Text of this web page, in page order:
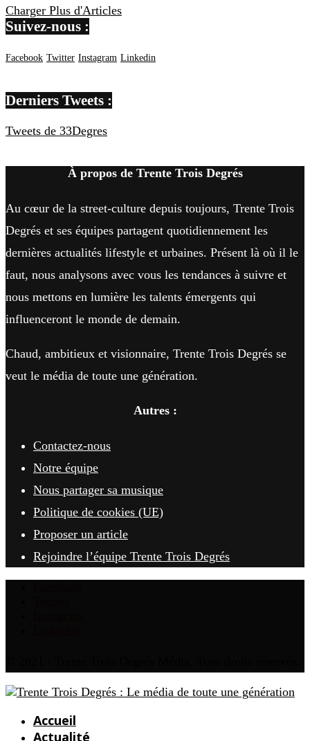
Charger Plus d'Articles
Suivez-nous :
Facebook Twitter Instagram Linkedin
Derniers Tweets :
Tweets de 33Degres
À propos de Trente Trois Degrés
Au cœur de la street-culture depuis toujours, Trente Trois
Degrés et ses équipes partagent quotidiennement les
dernières actualités lifestyle et urbaines. Présent là où il le
faut, nous analysons avec vous les tendances à suivre et
nous mettons en lumière les talents émergents qui
influenceront le monde de demain.
Chaud, ambitieux et visionnaire, Trente Trois Degrés se
veut le média de toute une génération.
Autres :
Contactez-nous
Notre équipe
Nous partager sa musique
Politique de cookies (UE)
Proposer un article
Rejoindre l’équipe Trente Trois Degrés
Accueil
Actualité